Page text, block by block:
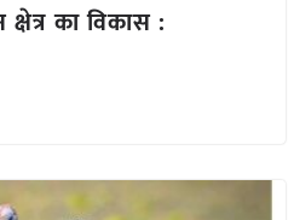
का विकास :